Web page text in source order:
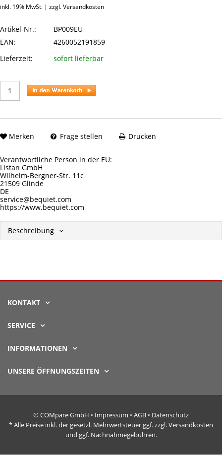
inkl. 19% MwSt. | zzgl. Versandkosten
Artikel-Nr.:
BP009EU
EAN:
4260052191859
Lieferzeit:
sofort lieferbar
Merken Frage stellen Drucken
Verantwortliche Person in der EU:
Listan GmbH
Wilhelm-Bergner-Str. 11c
21509 Glinde
DE
service@bequiet.com
https://www.bequiet.com
Beschreibung
KONTAKT
SERVICE
INFORMATIONEN
UNSERE ÖFFNUNGSZEITEN
© COMpare GmbH • Impressum • AGB • Datenschutz
* Alle Preise inkl. der gesetzl. Mehrwertsteuer ggf. zzgl. Versandkosten
und ggf. Nachnahmegebühren.